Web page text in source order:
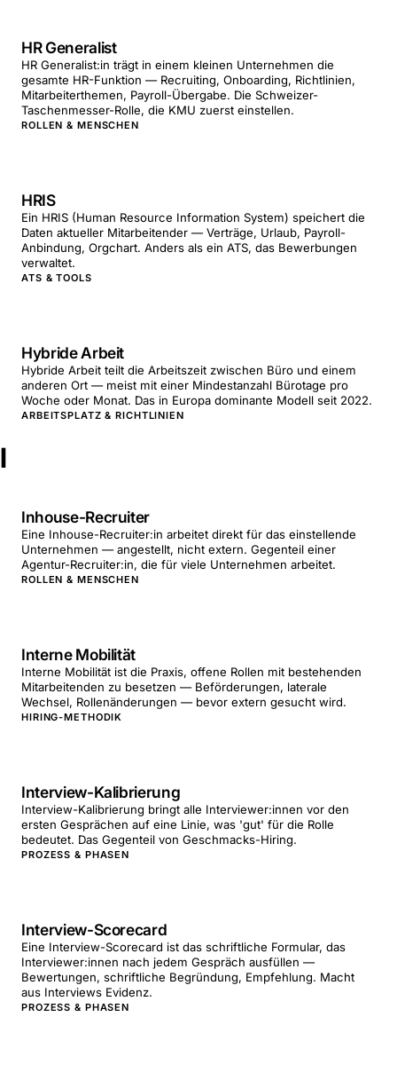
HR Generalist
HR Generalist:in trägt in einem kleinen Unternehmen die
gesamte HR-Funktion — Recruiting, Onboarding, Richtlinien,
Mitarbeiterthemen, Payroll-Übergabe. Die Schweizer-
Taschenmesser-Rolle, die KMU zuerst einstellen.
ROLLEN & MENSCHEN
HRIS
Ein HRIS (Human Resource Information System) speichert die
Daten aktueller Mitarbeitender — Verträge, Urlaub, Payroll-
Anbindung, Orgchart. Anders als ein ATS, das Bewerbungen
verwaltet.
ATS & TOOLS
Hybride Arbeit
Hybride Arbeit teilt die Arbeitszeit zwischen Büro und einem
anderen Ort — meist mit einer Mindestanzahl Bürotage pro
Woche oder Monat. Das in Europa dominante Modell seit 2022.
ARBEITSPLATZ & RICHTLINIEN
I
Inhouse-Recruiter
Eine Inhouse-Recruiter:in arbeitet direkt für das einstellende
Unternehmen — angestellt, nicht extern. Gegenteil einer
Agentur-Recruiter:in, die für viele Unternehmen arbeitet.
ROLLEN & MENSCHEN
Interne Mobilität
Interne Mobilität ist die Praxis, offene Rollen mit bestehenden
Mitarbeitenden zu besetzen — Beförderungen, laterale
Wechsel, Rollenänderungen — bevor extern gesucht wird.
HIRING-METHODIK
Interview-Kalibrierung
Interview-Kalibrierung bringt alle Interviewer:innen vor den
ersten Gesprächen auf eine Linie, was 'gut' für die Rolle
bedeutet. Das Gegenteil von Geschmacks-Hiring.
PROZESS & PHASEN
Interview-Scorecard
Eine Interview-Scorecard ist das schriftliche Formular, das
Interviewer:innen nach jedem Gespräch ausfüllen —
Bewertungen, schriftliche Begründung, Empfehlung. Macht
aus Interviews Evidenz.
PROZESS & PHASEN